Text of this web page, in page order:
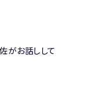
がお話しして